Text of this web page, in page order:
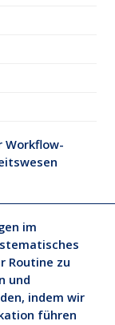
Workflow-
im
Routine zu
und
indem wir
führen